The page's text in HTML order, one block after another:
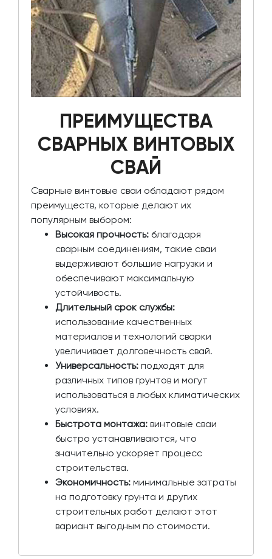
ПРЕИМУЩЕСТВА
СВАРНЫХ ВИНТОВЫХ
СВАЙ
Сварные винтовые сваи обладают рядом
преимуществ, которые делают их
популярным выбором:
Высокая прочность: благодаря
сварным соединениям, такие сваи
выдерживают большие нагрузки и
обеспечивают максимальную
устойчивость.
Длительный срок службы:
использование качественных
материалов и технологий сварки
увеличивает долговечность свай.
Универсальность: подходят для
различных типов грунтов и могут
использоваться в любых климатических
условиях.
Быстрота монтажа: винтовые сваи
быстро устанавливаются, что
значительно ускоряет процесс
строительства.
Экономичность: минимальные затраты
на подготовку грунта и других
строительных работ делают этот
вариант выгодным по стоимости.